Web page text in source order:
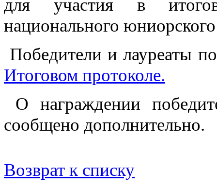
для участия в
национального
Победители и лауреаты
Итоговом протоколе.
О награждении
сообщено дополнительно.
Возврат к списку